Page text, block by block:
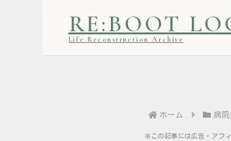
RE:BOOT
Life Reconstruction Archive
ホーム 病
※この記事には広告・アフ